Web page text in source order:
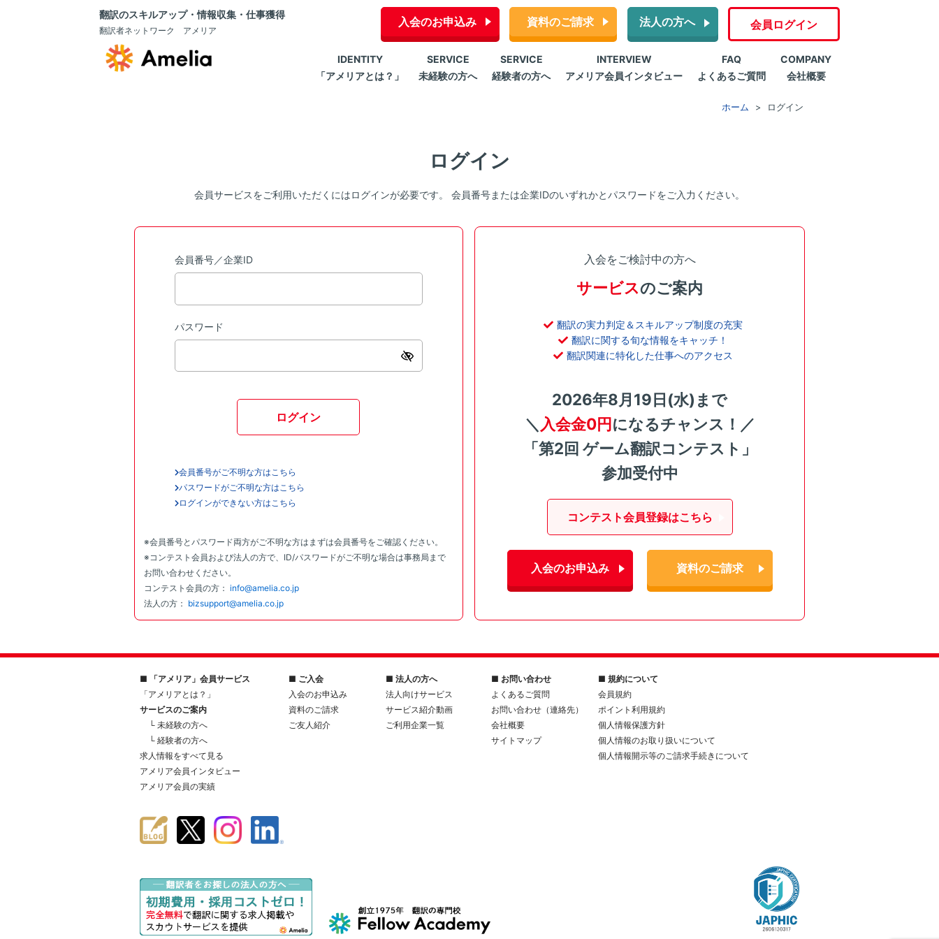
翻訳のスキルアップ・情報収集・仕事獲得
翻訳者ネットワーク アメリア
入会のお申込み 資料のご請求 法人の方へ 会員ログイン
IDENTITY
「アメリアとは？」
SERVICE
未経験の方へ
SERVICE
経験者の方へ
INTERVIEW
アメリア会員インタビュー
FAQ
よくあるご質問
COMPANY
会社概要
ホーム ログイン
ログイン
会員サービスをご利用いただくにはログインが必要です。 会員番号または企業IDのいずれかとパスワードをご入力ください。
会員番号／企業ID
パスワード
ログイン
会員番号がご不明な方はこちら
パスワードがご不明な方はこちら
ログインができない方はこちら
※会員番号とパスワード両方がご不明な方はまずは会員番号をご確認ください。
※コンテスト会員および法人の方で、ID/パスワードがご不明な場合は事務局まで
お問い合わせください。
コンテスト会員の方： info@amelia.co.jp
法人の方： bizsupport@amelia.co.jp
入会をご検討中の方へ
サービスのご案内
翻訳の実力判定＆スキルアップ制度の充実
翻訳に関する旬な情報をキャッチ！
翻訳関連に特化した仕事へのアクセス
2026年8月19日(水)まで
＼ 入会金0円になるチャンス！／
「第2回 ゲーム翻訳コンテスト」
参加受付中
コンテスト会員登録はこちら
入会のお申込み 資料のご請求
■ 「アメリア」会員サービス
「アメリアとは？」
サービスのご案内
└ 未経験の方へ
└ 経験者の方へ
求人情報をすべて見る
アメリア会員インタビュー
アメリア会員の実績
■ ご入会
入会のお申込み
資料のご請求
ご友人紹介
■ 法人の方へ
法人向けサービス
サービス紹介動画
ご利用企業一覧
■ お問い合わせ
よくあるご質問
お問い合わせ（連絡先）
会社概要
サイトマップ
■ 規約について
会員規約
ポイント利用規約
個人情報保護方針
個人情報のお取り扱いについて
個人情報開示等のご請求手続きについて